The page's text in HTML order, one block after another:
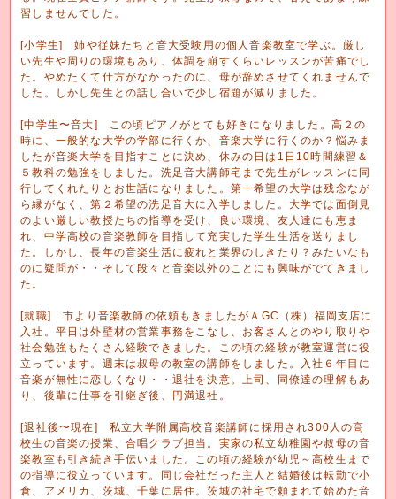
習しませんでした。
[小学生] 姉や従妹たちと音大受験用の個人音楽教室で学ぶ。厳し
い先生や周りの環境もあり、体調を崩すくらいレッスンが苦痛でし
た。やめたくて仕方がなかったのに、母が辞めさせてくれませんで
した。しかし先生との話し合いで少し宿題が減りました。
[中学生〜音大] この頃ピアノがとても好きになりました。高２の
時に、一般的な大学の学部に行くか、音楽大学に行くのか？悩みま
したが音楽大学を目指すことに決め、休みの日は1日10時間練習＆
５教科の勉強をしました。洗足音大講師宅まで先生がレッスンに同
行してくれたりとお世話になりました。第一希望の大学は残念なが
ら縁がなく、第２希望の洗足音大に入学しました。大学では面倒見
のよい厳しい教授たちの指導を受け、良い環境、友人達にも恵ま
れ、中学高校の音楽教師を目指して充実した学生生活を送りまし
た。しかし、長年の音楽生活に疲れと業界のしきたり？みたいなも
のに疑問が・・そして段々と音楽以外のことにも興味がでてきまし
た。
[就職] 市より音楽教師の依頼もきましたがＡGC（株）福岡支店に
入社。平日は外壁材の営業事務をこなし、お客さんとのやり取りや
社会勉強もたくさん経験できました。この頃の経験が教室運営に役
立っています。週末は叔母の教室の講師をしました。入社６年目に
音楽が無性に恋しくなり・・退社を決意。上司、同僚達の理解もあ
り、後輩に仕事を引継ぎ後、円満退社。
[退社後〜現在] 私立大学附属高校音楽講師に採用され300人の高
校生の音楽の授業、合唱クラブ担当。実家の私立幼稚園や叔母の音
楽教室も引き続き手伝いました。この頃の経験が幼児～高校生まで
の指導に役立っています。同じ会社だった主人と結婚後は転勤で小
倉、アメリカ、茨城、千葉に居住。茨城の社宅で頼まれて始めた音